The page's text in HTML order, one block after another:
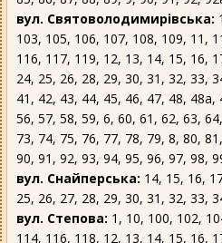
вул. Святоволодимирівська:
103, 105, 106, 107, 108, 109, 11,
116, 117, 119, 12, 13, 14, 15, 16,
24, 25, 26, 28, 29, 30, 31, 32, 33,
41, 42, 43, 44, 45, 46, 47, 48,
56, 57, 58, 59, 6, 60, 61, 62, 63,
73, 74, 75, 76, 77, 78, 79, 8, 80,
90, 91, 92, 93, 94, 95, 96, 97, 98,
вул. Снайперська: 14, 15, 16,
25, 26, 27, 28, 29, 30, 31, 32, 33,
вул. Степова: 1, 10, 100, 102,
114, 116, 118, 12, 13, 14, 15, 16,